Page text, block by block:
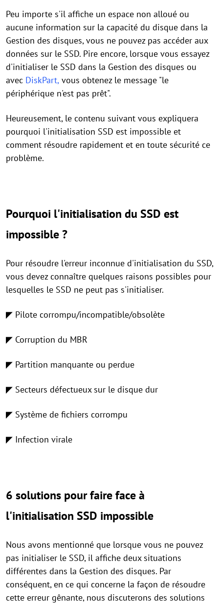
Peu importe s'il affiche un espace non alloué ou
aucune information sur la capacité du disque dans la
Gestion des disques, vous ne pouvez pas accéder aux
données sur le SSD. Pire encore, lorsque vous essayez
d'initialiser le SSD dans la Gestion des disques ou
avec DiskPart, vous obtenez le message "le
périphérique n'est pas prêt".
Heureusement, le contenu suivant vous expliquera
pourquoi l'initialisation SSD est impossible et
comment résoudre rapidement et en toute sécurité ce
problème.
Pourquoi l'initialisation du SSD est
impossible ?
Pour résoudre l'erreur inconnue d'initialisation du SSD,
vous devez connaître quelques raisons possibles pour
lesquelles le SSD ne peut pas s'initialiser.
◤ Pilote corrompu/incompatible/obsolète
◤ Corruption du MBR
◤ Partition manquante ou perdue
◤ Secteurs défectueux sur le disque dur
◤ Système de fichiers corrompu
◤ Infection virale
6 solutions pour faire face à
l'initialisation SSD impossible
Nous avons mentionné que lorsque vous ne pouvez
pas initialiser le SSD, il affiche deux situations
différentes dans la Gestion des disques. Par
conséquent, en ce qui concerne la façon de résoudre
cette erreur gênante, nous discuterons des solutions